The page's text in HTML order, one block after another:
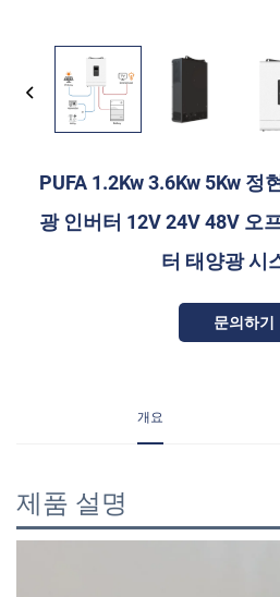
PUFA 1.2Kw 3.6Kw 5Kw 정
광 인버터 12V 24V 48V 오
터 태양광 시
문의하기
개요
제품 설명